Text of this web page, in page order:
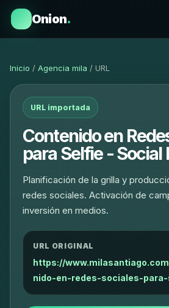
Onion.
Inicio / Agencia mila / URL
URL importada
Contenido en
para Selfie - Social
Planificación de la grilla y
redes sociales. Activación de
inversión en medios.
URL ORIGINAL
https://
nido-en-redes-sociales-